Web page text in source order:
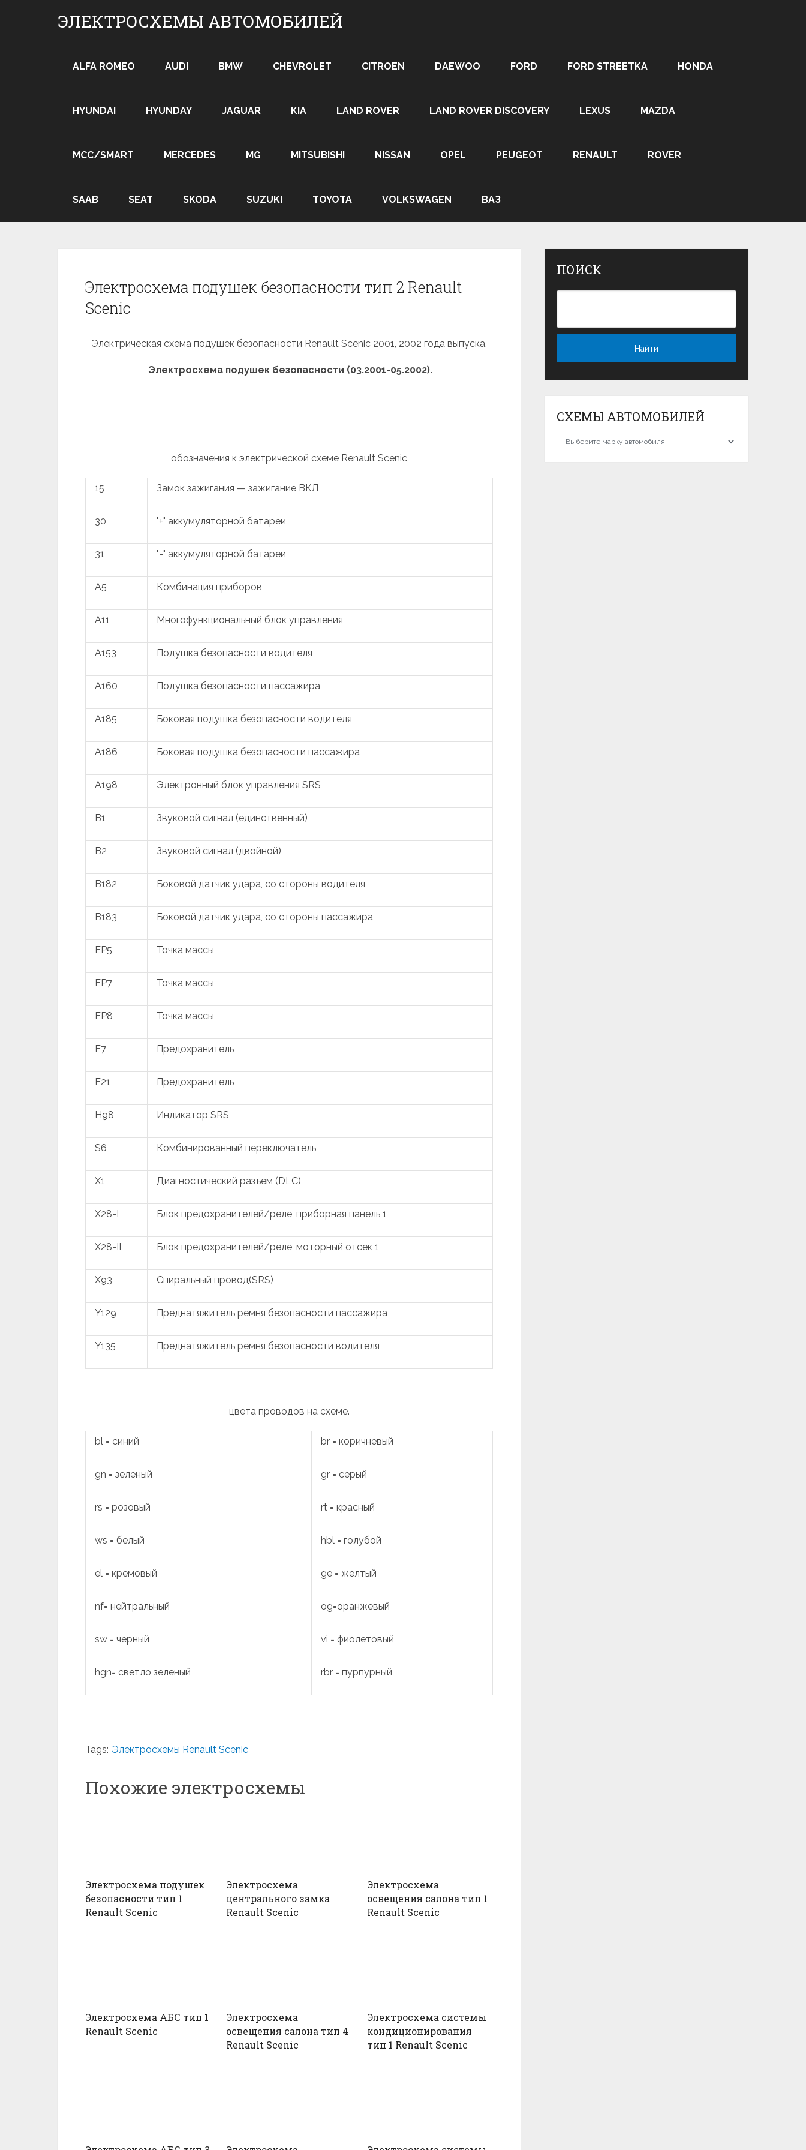
ЭЛЕКТРОСХЕМЫ АВТОМОБИЛЕЙ
ALFA ROMEO AUDI BMW CHEVROLET CITROEN DAEWOO FORD FORD STREETKA HONDA
HYUNDAI HYUNDAY JAGUAR KIA LAND ROVER LAND ROVER DISCOVERY LEXUS MAZDA
MCC/SMART MERCEDES MG MITSUBISHI NISSAN OPEL PEUGEOT RENAULT ROVER
SAAB SEAT SKODA SUZUKI TOYOTA VOLKSWAGEN ВАЗ
Электросхема подушек безопасности тип 2 Renault
Scenic
Электрическая схема подушек безопасности Renault Scenic 2001, 2002 года выпуска.
Электросхема подушек безопасности (03.2001-05.2002).
обозначения к электрической схеме Renault Scenic
15 Замок зажигания — зажигание ВКЛ
30 "+" аккумуляторной батареи
31 "-" аккумуляторной батареи
A5 Комбинация приборов
A11 Многофункциональный блок управления
A153 Подушка безопасности водителя
A160 Подушка безопасности пассажира
A185 Боковая подушка безопасности водителя
A186 Боковая подушка безопасности пассажира
A198 Электронный блок управления SRS
B1 Звуковой сигнал (единственный)
B2 Звуковой сигнал (двойной)
B182 Боковой датчик удара, со стороны водителя
B183 Боковой датчик удара, со стороны пассажира
EP5 Точка массы
EP7 Точка массы
EP8 Точка массы
F7 Предохранитель
F21 Предохранитель
H98 Индикатор SRS
S6 Комбинированный переключатель
X1 Диагностический разъем (DLC)
X28-I Блок предохранителей/реле, приборная панель 1
X28-II Блок предохранителей/реле, моторный отсек 1
X93 Спиральный провод(SRS)
Y129 Преднатяжитель ремня безопасности пассажира
Y135 Преднатяжитель ремня безопасности водителя
цвета проводов на схеме.
bl = синий br = коричневый
gn = зеленый gr = серый
rs = розовый rt = красный
ws = белый hbl = голубой
el = кремовый ge = желтый
nf= нейтральный og=оранжевый
sw = черный vi = фиолетовый
hgn= светло зеленый rbr = пурпурный
Tags: Электросхемы Renault Scenic
Похожие электросхемы
Электросхема подушек
безопасности тип 1
Renault Scenic
Электросхема
центрального замка
Renault Scenic
Электросхема
освещения салона тип 1
Renault Scenic
Электросхема АБС тип 1
Renault Scenic
Электросхема
освещения салона тип 4
Renault Scenic
Электросхема системы
кондиционирования
тип 1 Renault Scenic
ПОИСК
СХЕМЫ АВТОМОБИЛЕЙ
Схемы